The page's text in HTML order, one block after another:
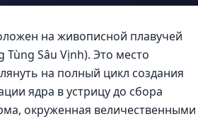
на живописной плавучей
Sâu Vịnh). Это место
на полный цикл создания
ядра в устрицу до сбора
окруженная величественными